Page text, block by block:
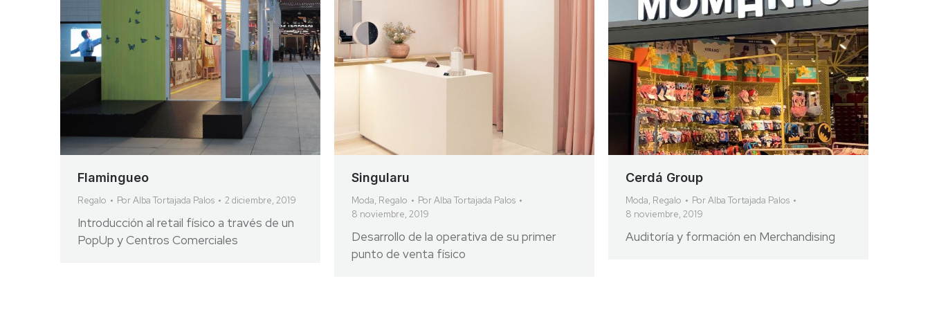
Flamingueo
Regalo PorAlba Tortajada Palos 2 diciembre, 2019
Introducción al retail físico a través de un
PopUp y Centros Comerciales
Singularu
Moda, Regalo PorAlba Tortajada Palos
8 noviembre, 2019
Desarrollo de la operativa de su primer
punto de venta físico
Cerdá Group
Moda, Regalo PorAlba Tortajada Palos
8 noviembre, 2019
Auditoría y formación en Merchandising